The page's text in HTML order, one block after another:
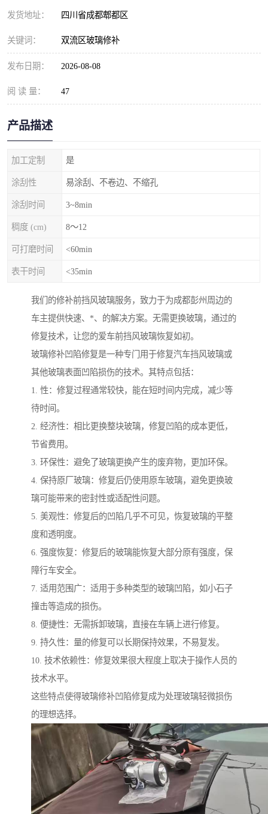
发货地址： 四川省成都郫都区
关键词： 双流区玻璃修补
发布日期： 2026-08-08
阅 读 量： 47
产品描述
加工定制 是
涂刮性 易涂刮、不卷边、不缩孔
涂刮时间 3~8min
稠度 (cm) 8～12
可打磨时间 <60min
表干时间 <35min
我们的修补前挡风玻璃服务，致力于为成都彭州周边的
车主提供快速、*、的解决方案。无需更换玻璃，通过的
修复技术，让您的爱车前挡风玻璃恢复如初。
玻璃修补凹陷修复是一种专门用于修复汽车挡风玻璃或
其他玻璃表面凹陷损伤的技术。其特点包括：
1. 性：修复过程通常较快，能在短时间内完成，减少等
待时间。
2. 经济性：相比更换整块玻璃，修复凹陷的成本更低，
节省费用。
3. 环保性：避免了玻璃更换产生的废弃物，更加环保。
4. 保持原厂玻璃：修复后仍使用原车玻璃，避免更换玻
璃可能带来的密封性或适配性问题。
5. 美观性：修复后的凹陷几乎不可见，恢复玻璃的平整
度和透明度。
6. 强度恢复：修复后的玻璃能恢复大部分原有强度，保
障行车安全。
7. 适用范围广：适用于多种类型的玻璃凹陷，如小石子
撞击等造成的损伤。
8. 便捷性：无需拆卸玻璃，直接在车辆上进行修复。
9. 持久性：量的修复可以长期保持效果，不易复发。
10. 技术依赖性：修复效果很大程度上取决于操作人员的
技术水平。
这些特点使得玻璃修补凹陷修复成为处理玻璃轻微损伤
的理想选择。